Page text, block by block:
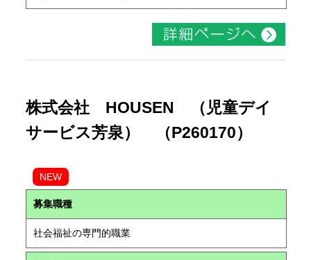
株式会社 HOUSEN （児童デイ
サービス芳泉） （P260170）
NEW
募集職種
社会福祉の専門的職業